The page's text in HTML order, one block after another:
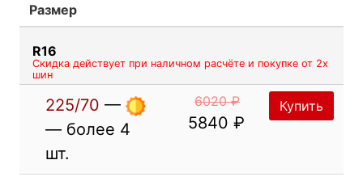
Размер
R16
Скидка действует при наличном расчёте и покупке от 2х
шин
225/70 —
— более 4
шт.
6020 ₽
5840 ₽
Купить